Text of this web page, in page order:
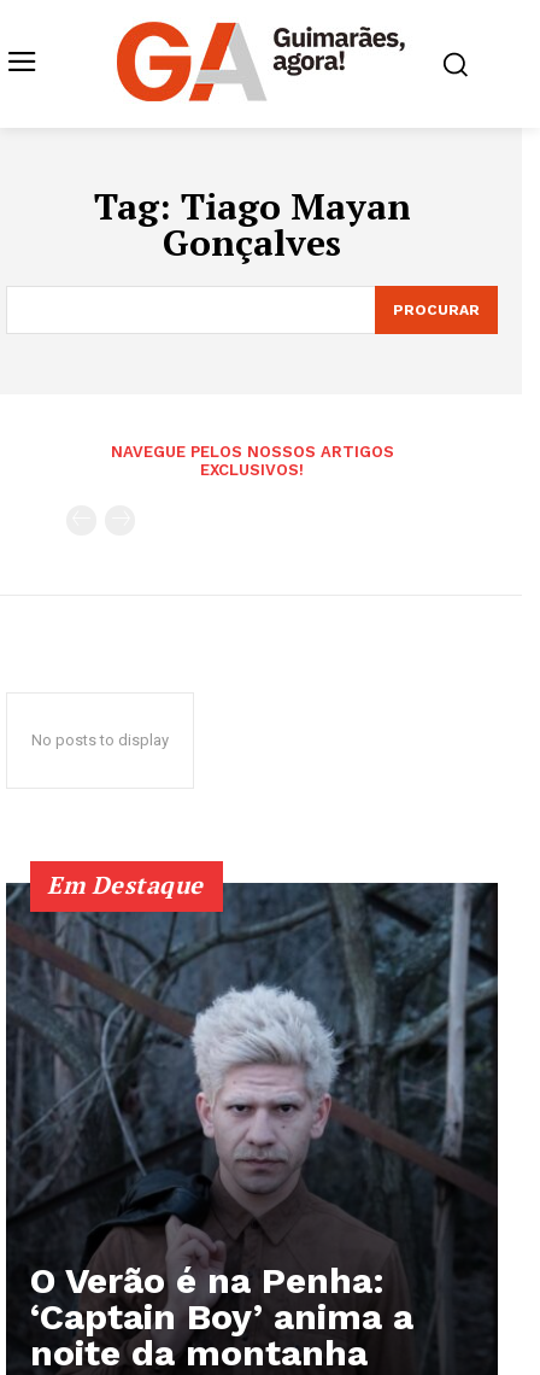
Tag: Tiago Mayan
Gonçalves
PROCURAR
NAVEGUE PELOS NOSSOS ARTIGOS
EXCLUSIVOS!
No posts to display
Em Destaque
O Verão é na Penha:
‘Captain Boy’ anima a
noite da montanha